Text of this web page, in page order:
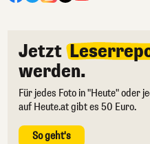
Jetzt
werden.
Für jedes Foto in "Heute" oder
auf Heute.at gibt es 50 Euro.
So geht's